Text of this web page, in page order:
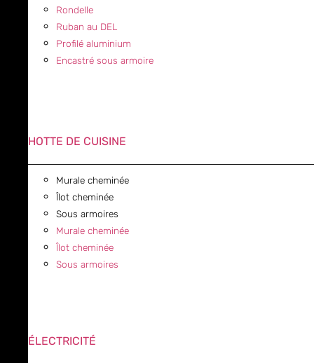
Rondelle
Ruban au DEL
Profilé aluminium
Encastré sous armoire
HOTTE DE CUISINE
Murale cheminée
Îlot cheminée
Sous armoires
Murale cheminée
Îlot cheminée
Sous armoires
ÉLECTRICITÉ